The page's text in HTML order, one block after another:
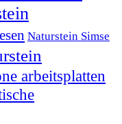
Naturstein Simse
arbeitsplatten